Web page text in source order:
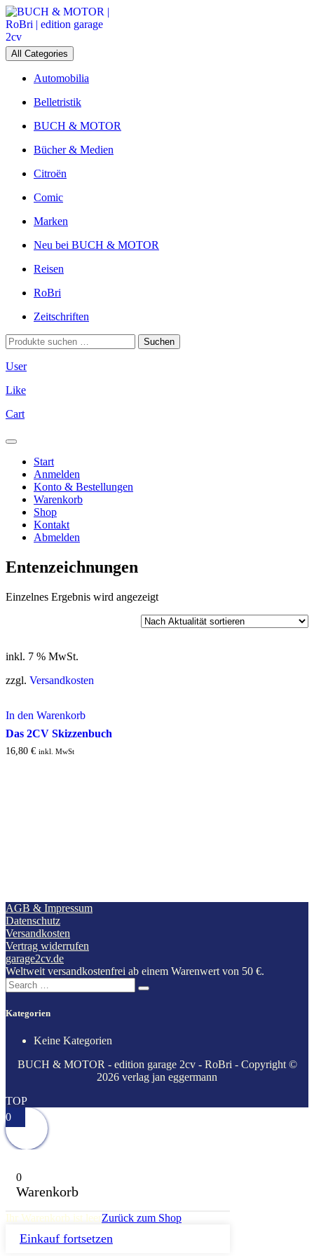
Skip
to
content
All Categories
Automobilia
Belletristik
BUCH & MOTOR
Bücher & Medien
Citroën
Comic
Marken
Neu bei BUCH & MOTOR
Reisen
RoBri
Zeitschriften
Suchen
nach:
Suchen
User
Like
Cart
Start
Anmelden
Konto & Bestellungen
Warenkorb
Shop
Kontakt
Abmelden
Entenzeichnungen
Einzelnes Ergebnis wird angezeigt
inkl. 7 % MwSt.
zzgl. Versandkosten
In den Warenkorb
Das 2CV Skizzenbuch
16,80 € inkl. MwSt
AGB & Impressum
Datenschutz
Versandkosten
Vertrag widerrufen
garage2cv.de
Weltweit versandkostenfrei ab einem Warenwert von 50 €.
Search
for:
Kategorien
Keine Kategorien
BUCH & MOTOR - edition garage 2cv - RoBri - Copyright ©
2026 verlag jan eggermann
TOP
0
0
Warenkorb
Ihr Warenkorb ist leerZurück zum Shop
Einkauf fortsetzen